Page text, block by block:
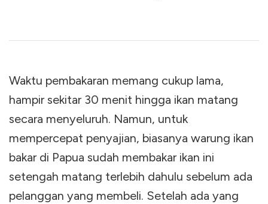
Waktu pembakaran memang cukup lama,
hampir sekitar 30 menit hingga ikan matang
secara menyeluruh. Namun, untuk
mempercepat penyajian, biasanya warung ikan
bakar di Papua sudah membakar ikan ini
setengah matang terlebih dahulu sebelum ada
pelanggan yang membeli. Setelah ada yang